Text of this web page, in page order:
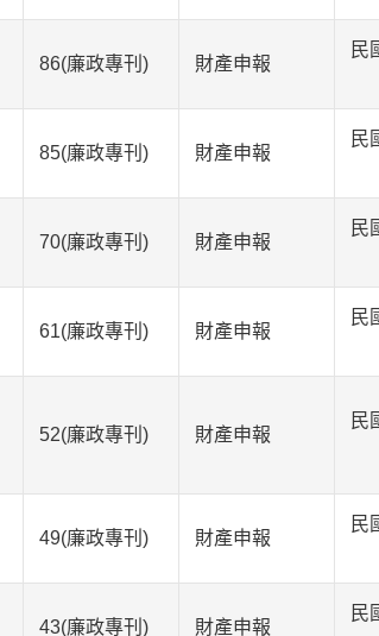
86(廉政專刊) 財產申報
民
85(廉政專刊) 財產申報
民
70(廉政專刊) 財產申報
民
61(廉政專刊) 財產申報
民
52(廉政專刊) 財產申報
民
49(廉政專刊) 財產申報
民
43(廉政專刊) 財產申報
民